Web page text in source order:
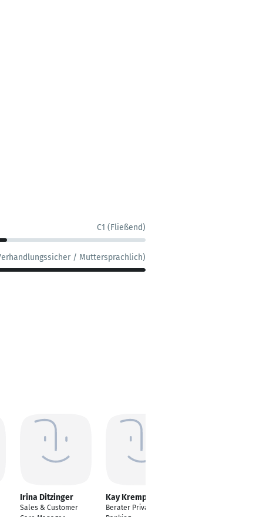
C1 (Fließend)
/ Muttersprachlich)
Irina Ditzinger
Sales & Customer
Kay Kremp
Berater Private